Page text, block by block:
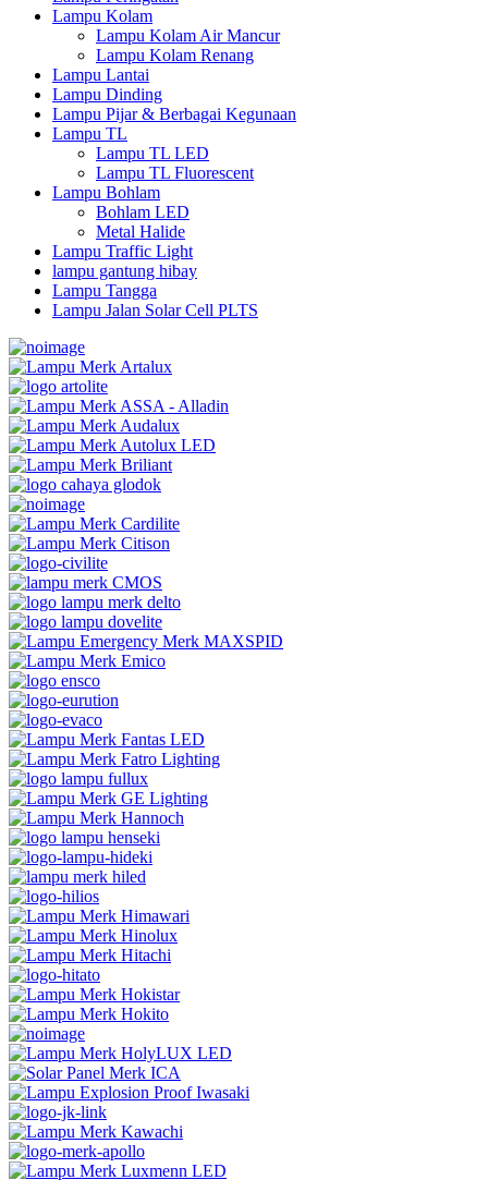
Lampu Kolam
Lampu Kolam Air Mancur
Lampu Kolam Renang
Lampu Lantai
Lampu Dinding
Lampu Pijar & Berbagai Kegunaan
Lampu TL
Lampu TL LED
Lampu TL Fluorescent
Lampu Bohlam
Bohlam LED
Metal Halide
Lampu Traffic Light
lampu gantung hibay
Lampu Tangga
Lampu Jalan Solar Cell PLTS